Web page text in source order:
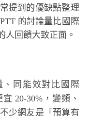
提到的優缺點整理
的討論量比國際
人回饋大致正面。
、同能效對比國際
20-30%，變頻、
少網友是「預算有